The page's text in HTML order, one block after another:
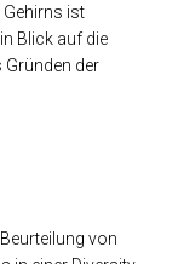
Gehirns ist
Blick auf die
der
von